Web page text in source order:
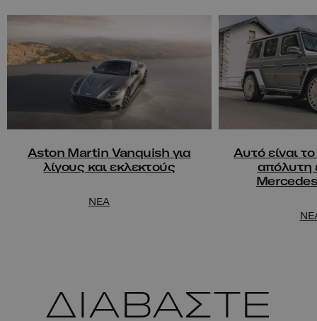
Aston Martin Vanquish για
λίγους και εκλεκτούς
NEA
Αυτό είναι
απόλυτη
ΔΙΑΒΑΣΤΕ